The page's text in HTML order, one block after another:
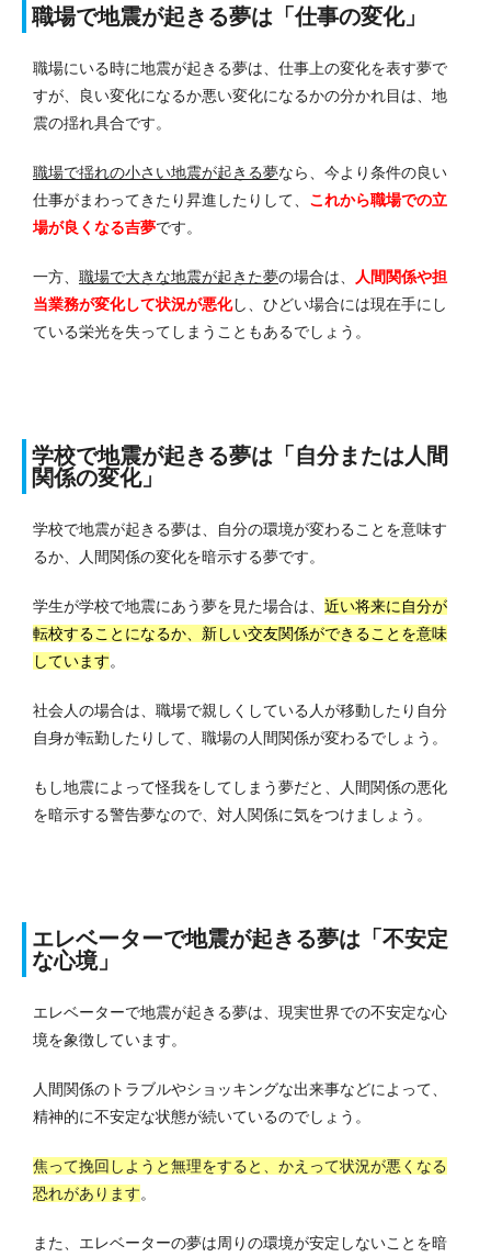
職場で地震が起きる夢は「仕事の変化」
職場にいる時に地震が起きる夢は、仕事上の変化を表す夢で
すが、良い変化になるか悪い変化になるかの分かれ目は、地
震の揺れ具合です。
職場で揺れの小さい地震が起きる夢なら、今より条件の良い
仕事がまわってきたり昇進したりして、 これから職場での立
場が良くなる吉夢です。
一方、 職場で大きな地震が起きた夢の場合は、
人間関係や担
当業務が変化して状況が悪化し、ひどい場合には現在手にし
ている栄光を失ってしまうこともあるでしょう。
学校で地震が起きる夢は「自分または人間
関係の変化」
学校で地震が起きる夢は、自分の環境が変わることを意味す
るか、人間関係の変化を暗示する夢です。
学生が学校で地震にあう夢を見た場合は、 近い将来に自分が
転校することになるか、新しい交友関係ができることを意味
しています。
社会人の場合は、職場で親しくしている人が移動したり自分
自身が転勤したりして、職場の人間関係が変わるでしょう。
もし地震によって怪我をしてしまう夢だと、人間関係の悪化
を暗示する警告夢なので、対人関係に気をつけましょう。
エレベーターで地震が起きる夢は「不安定
な心境」
エレベーターで地震が起きる夢は、現実世界での不安定な心
境を象徴しています。
人間関係のトラブルやショッキングな出来事などによって、
精神的に不安定な状態が続いているのでしょう。
焦って挽回しようと無理をすると、かえって状況が悪くなる
恐れがあります。
また、エレベーターの夢は周りの環境が安定しないことを暗